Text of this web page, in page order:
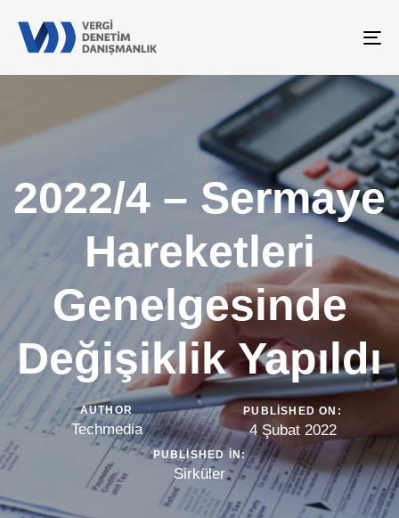
2022/4 – Sermaye
Hareketleri
Genelgesinde
Değişiklik Yapıldı
AUTHOR
Techmedia
PUBLISHED ON:
4 Şubat 2022
PUBLISHED IN:
Sirküler